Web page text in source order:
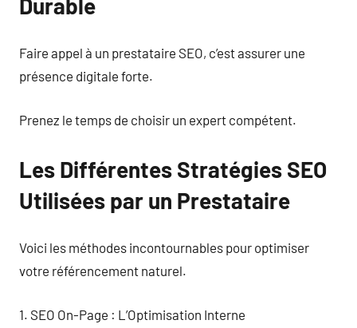
Faire appel à un prestataire SEO, c’est assurer une
présence digitale forte.
Prenez le temps de choisir un expert compétent.
Les Différentes Stratégies SEO
Utilisées par un Prestataire
Voici les méthodes incontournables pour optimiser
votre référencement naturel.
1. SEO On-Page : L’Optimisation Interne